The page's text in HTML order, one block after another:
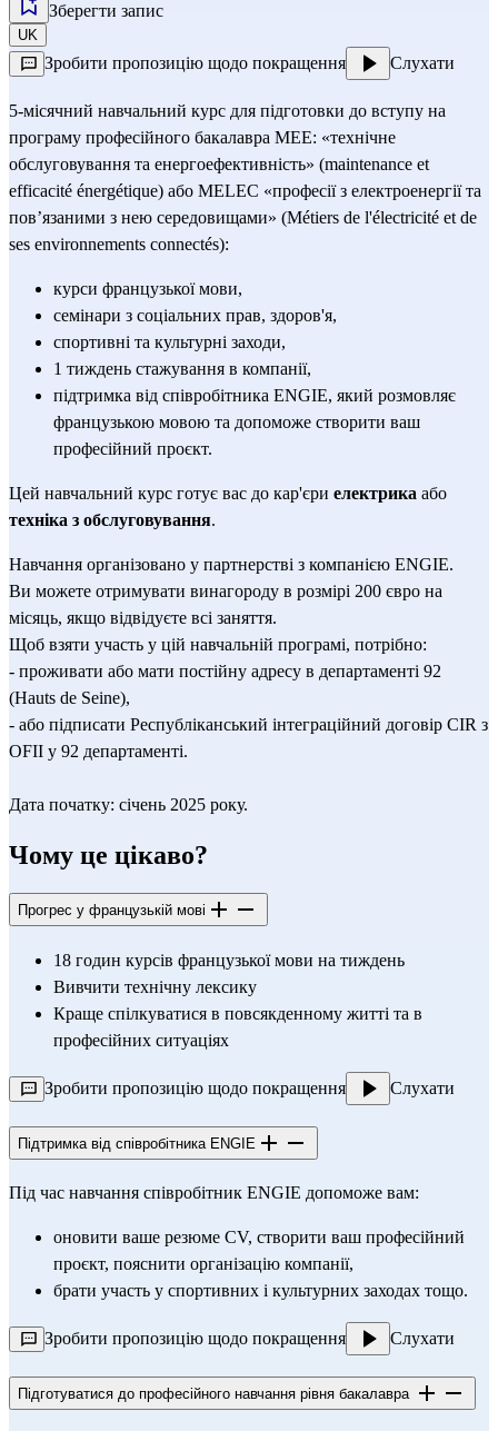
Зберегти запис
UK
Зробити пропозицію щодо покращення Слухати
5-місячний навчальний курс для підготовки до вступу на
програму професійного бакалавра MEE: «технічне
обслуговування та енергоефективність» (maintenance et
efficacité énergétique) або MELEC «професії з електроенергії та
пов’язаними з нею середовищами» (Métiers de l'électricité et de
ses environnements connectés):
курси французької мови,
семінари з соціальних прав, здоров'я,
спортивні та культурні заходи,
1 тиждень стажування в компанії,
підтримка від співробітника ENGIE, який розмовляє
французькою мовою та допоможе створити ваш
професійний проєкт.
Цей навчальний курс готує вас до кар'єри електрика
техніка з обслуговування.
Навчання організовано у партнерстві з компанією ENGIE.
Ви можете отримувати винагороду в розмірі 200 євро на
місяць, якщо відвідуєте всі заняття.
Щоб взяти участь у цій навчальній програмі, потрібно:
- проживати або мати постійну адресу в департаменті 92
(Hauts de Seine),
- або підписати Республіканський інтеграційний договір CIR з
OFII у 92 департаменті.
Дата початку: січень 2025 року.
Чому це цікаво?
Прогрес у французькій мові
18 годин курсів французької мови на тиждень
Вивчити технічну лексику
Краще спілкуватися в повсякденному житті та в
професійних ситуаціях
Зробити пропозицію щодо покращення Слухати
Підтримка від співробітника ENGIE
Під час навчання співробітник ENGIE допоможе вам:
оновити ваше резюме CV, створити ваш професійний
проєкт, пояснити організацію компанії,
брати участь у спортивних і культурних заходах тощо.
Зробити пропозицію щодо покращення Слухати
Підготуватися до професійного навчання рівня бакалавра